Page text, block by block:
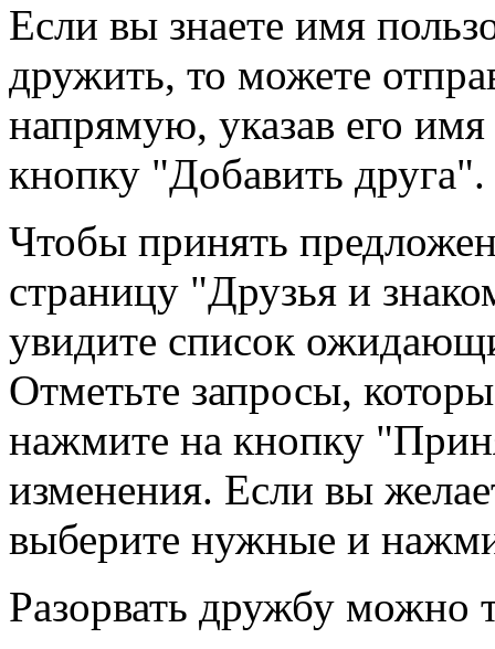
Если вы знаете имя
дружить, то можете
напрямую, указав его
кнопку "Добавить друга".
Чтобы принять
страницу "Друзья и
увидите список
Отметьте запросы,
нажмите на кнопку
изменения. Если вы
выберите нужные и
Разорвать дружбу можно